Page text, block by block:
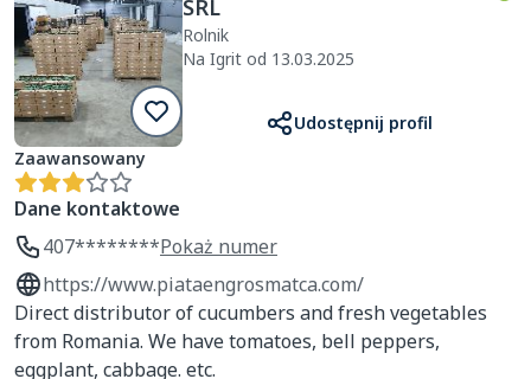
SRL
Rolnik
Na Igrit od 13.03.2025
Udostępnij profil
Zaawansowany
Dane kontaktowe
407********Pokaż numer
https://www.piataengrosmatca.com/
Direct distributor of cucumbers and fresh vegetables
from Romania. We have tomatoes, bell peppers,
eggplant, cabbage. etc.